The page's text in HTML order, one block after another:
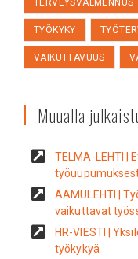
TERVEYSVALMENNUS
TYÖKYKY
VAIKUTTAVUUS
Muualla
TELMA-LEHTI |
AAMULEHTI |
vaikuttavat
HR-VIESTI |
työkykyä